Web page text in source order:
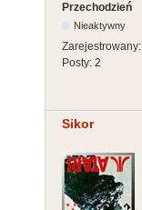
Przechodzień
Nieaktywny
Zarejestrowany:
Posty: 2
Sikor